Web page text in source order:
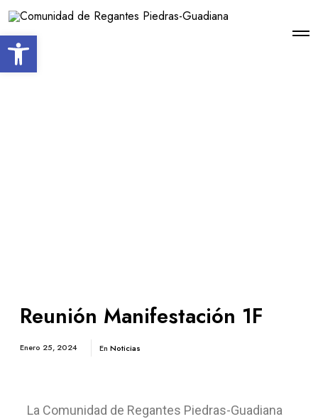
Open toolbar
Reunión Manifestación 1F
Enero 25, 2024 En Noticias
La Comunidad de Regantes Piedras-Guadiana